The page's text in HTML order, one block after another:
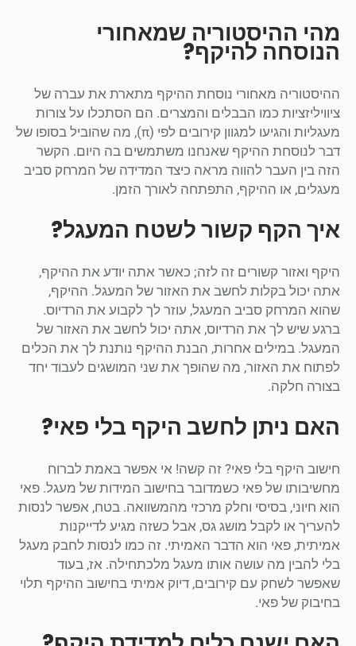
מהי ההיסטוריה שמאחורי
הנוסחה להיקף?
ההיסטוריה מאחורי נוסחת ההיקף מתארת את עברה של
ציוויליזציות כמו הבבלים והמצרים. הם הסתכלו על צורות
מעגליות והגיעו למגוון קירובים לפי (π), מה שהוביל בסופו של
דבר לנוסחת ההיקף שאנחנו משתמשים בה היום. הקשר
הזה בין העבר להווה מראה כיצד המדידה של המרחק סביב
מעגלים, או ההיקף, התפתחה לאורך הזמן.
איך הקף קשור לשטח המעגל?
היקף ואזור קשורים זה לזה; כאשר אתה יודע את ההיקף,
אתה יכול בקלות לחשב את האזור של המעגל. ההיקף,
שהוא המרחק סביב המעגל, עוזר לך לקבוע את הרדיוס.
ברגע שיש לך את הרדיוס, אתה יכול לחשב את האזור של
המעגל. במילים אחרות, הבנת ההיקף נותנת לך את הכלים
לפתוח את האזור, מה שהופך את שני המושגים לעבוד יחד
בצורה חלקה.
האם ניתן לחשב היקף בלי פאי?
חישוב היקף בלי פאי? זה קשה! אי אפשר באמת לברוח
מחשיבותו של פאי כשמדובר בחישוב המידות של מעגל. פאי
הוא חיוני, בסיסי וחלק מרכזי מהמשוואה. בטח, אפשר לנסות
להעריך או לקבל מושג גס, אבל כשזה מגיע לדייקנות
אמיתית, פאי הוא הדבר האמיתי. זה כמו לנסות לחבק מעגל
בלי להבין מה עושה אותו מעגל מלכתחילה. אז, בעוד
שאפשר לשחק עם קירובים, דיוק אמיתי בחישוב ההיקף תלוי
בחיבוק של פאי.